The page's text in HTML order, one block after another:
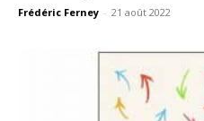
Frédéric Ferney - 21 août 2022